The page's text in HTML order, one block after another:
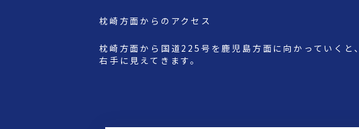
枕崎方面からのアクセス
枕崎方面から国道225号を鹿児島方面に向かっていくと、
右手に見えてきます。